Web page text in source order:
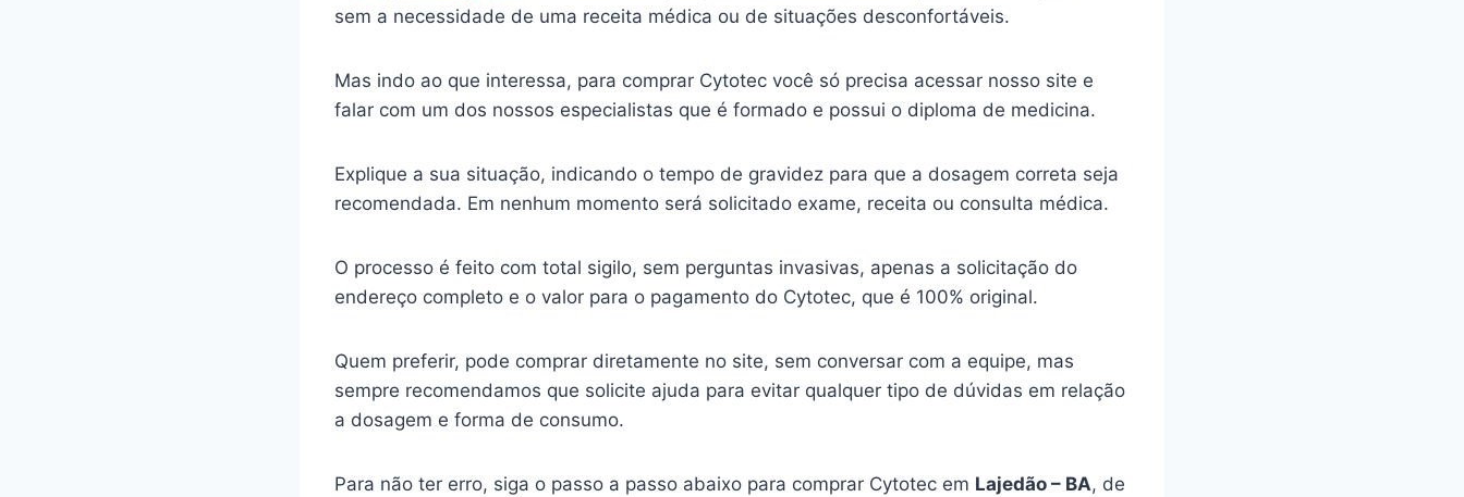
sem a necessidade de uma receita médica ou de situações desconfortáveis.
Mas indo ao que interessa, para comprar Cytotec você só precisa acessar nosso site e
falar com um dos nossos especialistas que é formado e possui o diploma de medicina.
Explique a sua situação, indicando o tempo de gravidez para que a dosagem correta seja
recomendada. Em nenhum momento será solicitado exame, receita ou consulta médica.
O processo é feito com total sigilo, sem perguntas invasivas, apenas a solicitação do
endereço completo e o valor para o pagamento do Cytotec, que é 100% original.
Quem preferir, pode comprar diretamente no site, sem conversar com a equipe, mas
sempre recomendamos que solicite ajuda para evitar qualquer tipo de dúvidas em relação
a dosagem e forma de consumo.
Para não ter erro, siga o passo a passo abaixo para comprar Cytotec em Lajedão – BA, de